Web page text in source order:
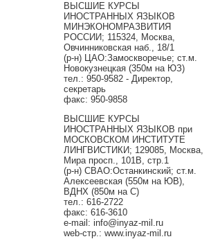
ВЫСШИЕ КУРСЫ
ИНОСТРАННЫХ ЯЗЫКОВ
МИНЭКОНОМРАЗВИТИЯ
РОССИИ; 115324, Москва,
Овчинниковская наб., 18/1
(р-н) ЦАО:Замоскворечье; ст.м.
Новокузнецкая (350м на ЮЗ)
тел.: 950-9582 - Директор,
секретарь
факс: 950-9858
ВЫСШИЕ КУРСЫ
ИНОСТРАННЫХ ЯЗЫКОВ при
МОСКОВСКОМ ИНСТИТУТЕ
ЛИНГВИСТИКИ; 129085, Москва,
Мира просп., 101В, стр.1
(р-н) СВАО:Останкинский; ст.м.
Алексеевская (550м на ЮВ),
ВДНХ (850м на С)
тел.: 616-2722
факс: 616-3610
e-mail: info@inyaz-mil.ru
web-стр.: www.inyaz-mil.ru